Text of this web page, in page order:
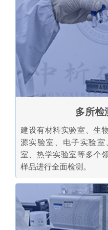
多所检
建设有材料实验室、生
源实验室、电子实验
室、热学实验室等多个
样品进行全面检测。